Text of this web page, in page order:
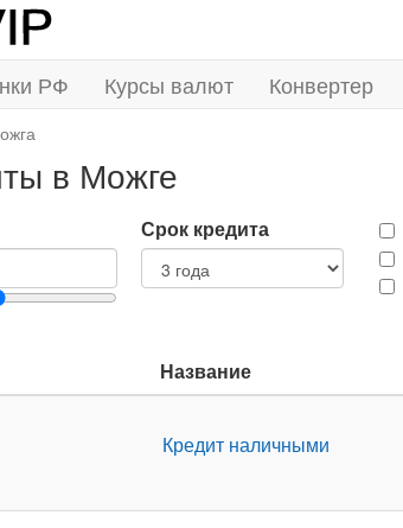
РФ Курсы валют Конвертер
в Можге
Срок кредита
Название
Кредит наличными